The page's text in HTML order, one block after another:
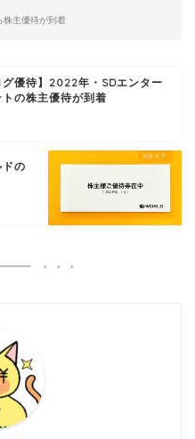
株主優待が到着
グ優待】2022年・SDエンター
の株主優待が到着
の